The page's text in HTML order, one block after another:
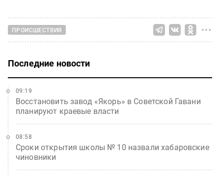
ПРОИСШЕСТВИЯ
Последние новости
Восстановить завод «Якорь» в Советской Гавани
планируют краевые власти
09:19
Сроки открытия школы № 10 назвали хабаровские
чиновники
08:58